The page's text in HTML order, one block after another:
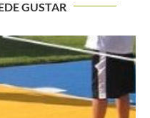
GUSTAR
Loser’ en Budapest